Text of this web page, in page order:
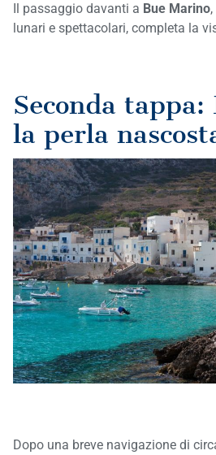
Il passaggio davanti a Bue Marino
lunari e spettacolari, completa la
Seconda tappa:
la perla
Dopo una breve navigazione di